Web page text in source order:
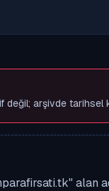
arşivde tarihsel
alan